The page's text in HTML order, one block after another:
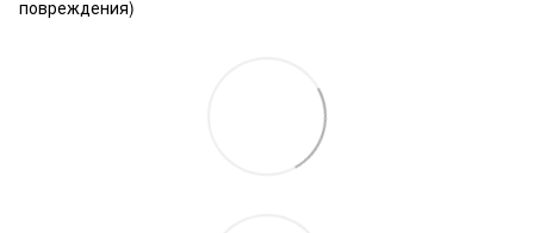
повреждения)